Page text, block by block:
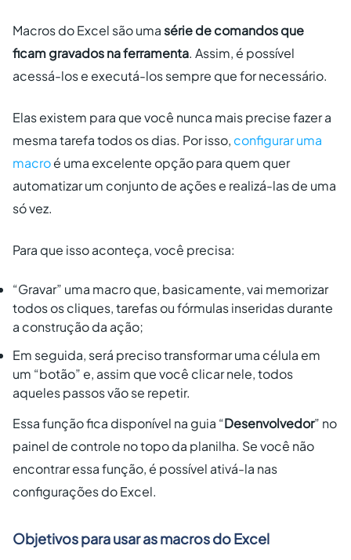
Macros do Excel são umasérie de comandos que
ficam gravados na ferramenta. Assim, é possível
acessá-los e executá-los sempre que for necessário.
Elas existem para que você nunca mais precise fazer a
mesma tarefa todos os dias. Por isso, configurar uma
macroé uma excelente opção para quem quer
automatizar um conjunto de ações e realizá-las de uma
só vez.
Para que isso aconteça, você precisa:
“Gravar” uma macro que, basicamente, vai memorizar
todos os cliques, tarefas ou fórmulas inseridas durante
a construção da ação;
Em seguida, será preciso transformar uma célula em
um “botão” e, assim que você clicar nele, todos
aqueles passos vão se repetir.
Essa função fica disponível na guia “Desenvolvedor” no
painel de controle no topo da planilha. Se você não
encontrar essa função, é possível ativá-la nas
configurações do Excel.
Objetivos para usar as macros do Excel